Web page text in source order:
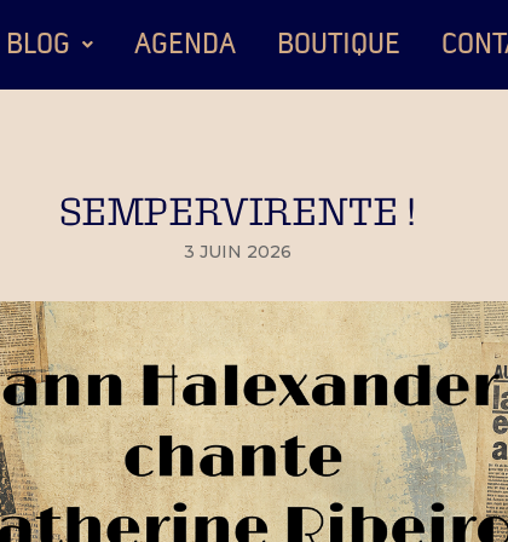
BLOG AGENDA BOUTIQUE
SEMPERVIRENTE !
3 JUIN 2026